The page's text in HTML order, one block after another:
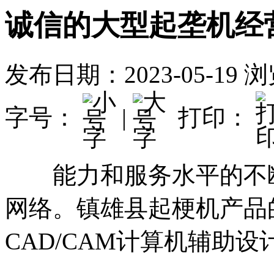
诚信的大型起垄机经
发布日期：2023-05-19 浏
字号：
| 打印：
能力和服务水平的不
网络。镇雄县起梗机产
CAD/CAM计算机辅助设